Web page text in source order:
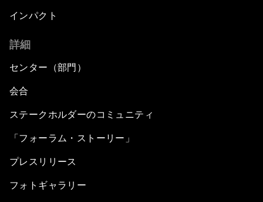
インパクト
詳細
センター（部門）
会合
ステークホルダーのコミュニティ
「フォーラム・ストーリー」
プレスリリース
フォトギャラリー